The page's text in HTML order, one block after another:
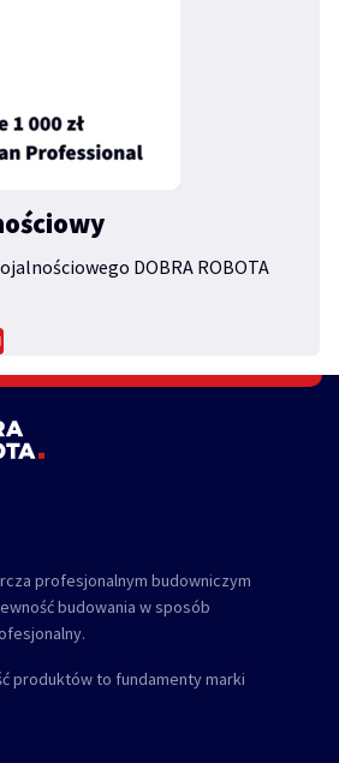
DOBRA ROBOTA
profesjonalnym budowniczym
budowania w sposób
produktów to fundamenty marki